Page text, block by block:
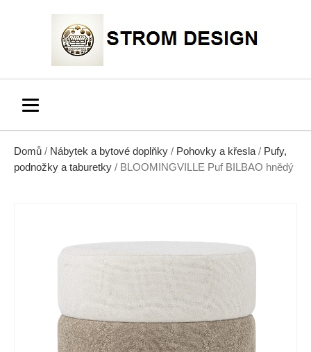
Domů / Nábytek a bytové doplňky / Pohovky a křesla / Pufy,
podnožky a taburetky / BLOOMINGVILLE Puf BILBAO hnědý